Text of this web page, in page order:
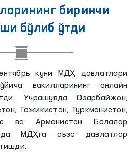
биринчи
бўлиб ўтди
куни МДҲ давлатлари
вакилларининг онлайн
Учрашувда Озарбайжон,
Тожикистон, Туркманистон,
ва Aрманистон Болалар
МДҲга аъзо давлатлар